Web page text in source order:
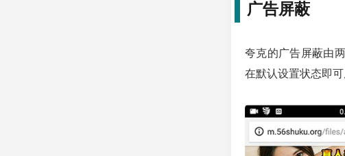
广告屏蔽
夸克的广告屏蔽由
在默认设置状态即